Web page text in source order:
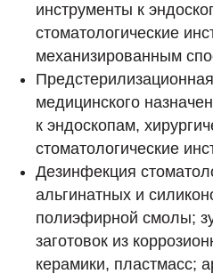
инструменты к
стоматологические
механизированным
медицинского
к эндоскопам,
стоматологические
Дезинфекция
альгинатных и
полиэфирной смолы;
заготовок из
керамики, пластмасс;